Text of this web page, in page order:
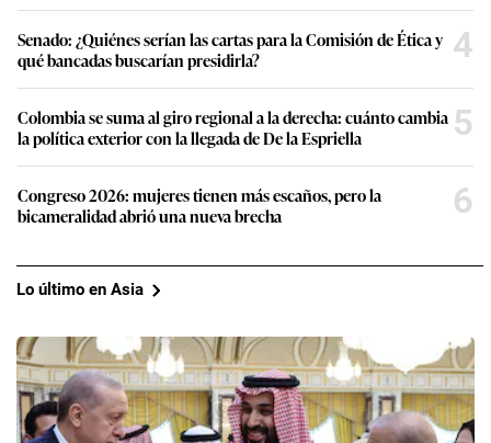
Senado: ¿Quiénes serían las cartas para la Comisión de Ética y
qué bancadas buscarían presidirla?
4
Colombia se suma al giro regional a la derecha: cuánto cambia
la política exterior con la llegada de De la Espriella
5
Congreso 2026: mujeres tienen más escaños, pero la
bicameralidad abrió una nueva brecha
6
Lo último en Asia